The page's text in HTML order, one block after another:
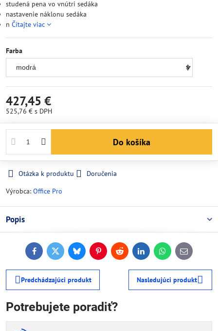
studená pena vo vnútri sedáka
nastavenie náklonu sedáka
n Čítajte viac
Farba
427,45 €
525,76 € s DPH
Do košíka
Otázka k produktu
Doručenia
Výrobca: Office Pro
Popis
FacebookTwitterBlueskyPinterestReddit LinkedInWhatsApp
E-
mail
Predchádzajúci produkt Nasledujúci produkt
Potrebujete poradiť?